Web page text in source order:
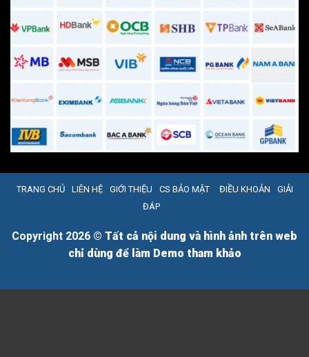
TRANG CHỦ LIÊN HỆ GIỚI THIỆU CS BẢO MẬT ĐIỀU KHOẢN
GIẢI
ĐÁP
Copyright 2026 © Tất cả nội dung và hình ảnh trên web
chỉ dùng để làm Demo tham khảo